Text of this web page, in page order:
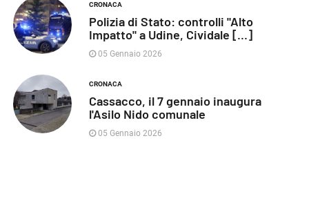
CRONACA
Polizia di Stato: controlli "Alto
Impatto" a Udine, Cividale [...]
05 Gennaio 2026
CRONACA
Cassacco, il 7 gennaio inaugura
l'Asilo Nido comunale
05 Gennaio 2026